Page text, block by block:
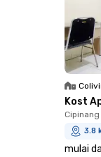
Kost
3.8
mulai